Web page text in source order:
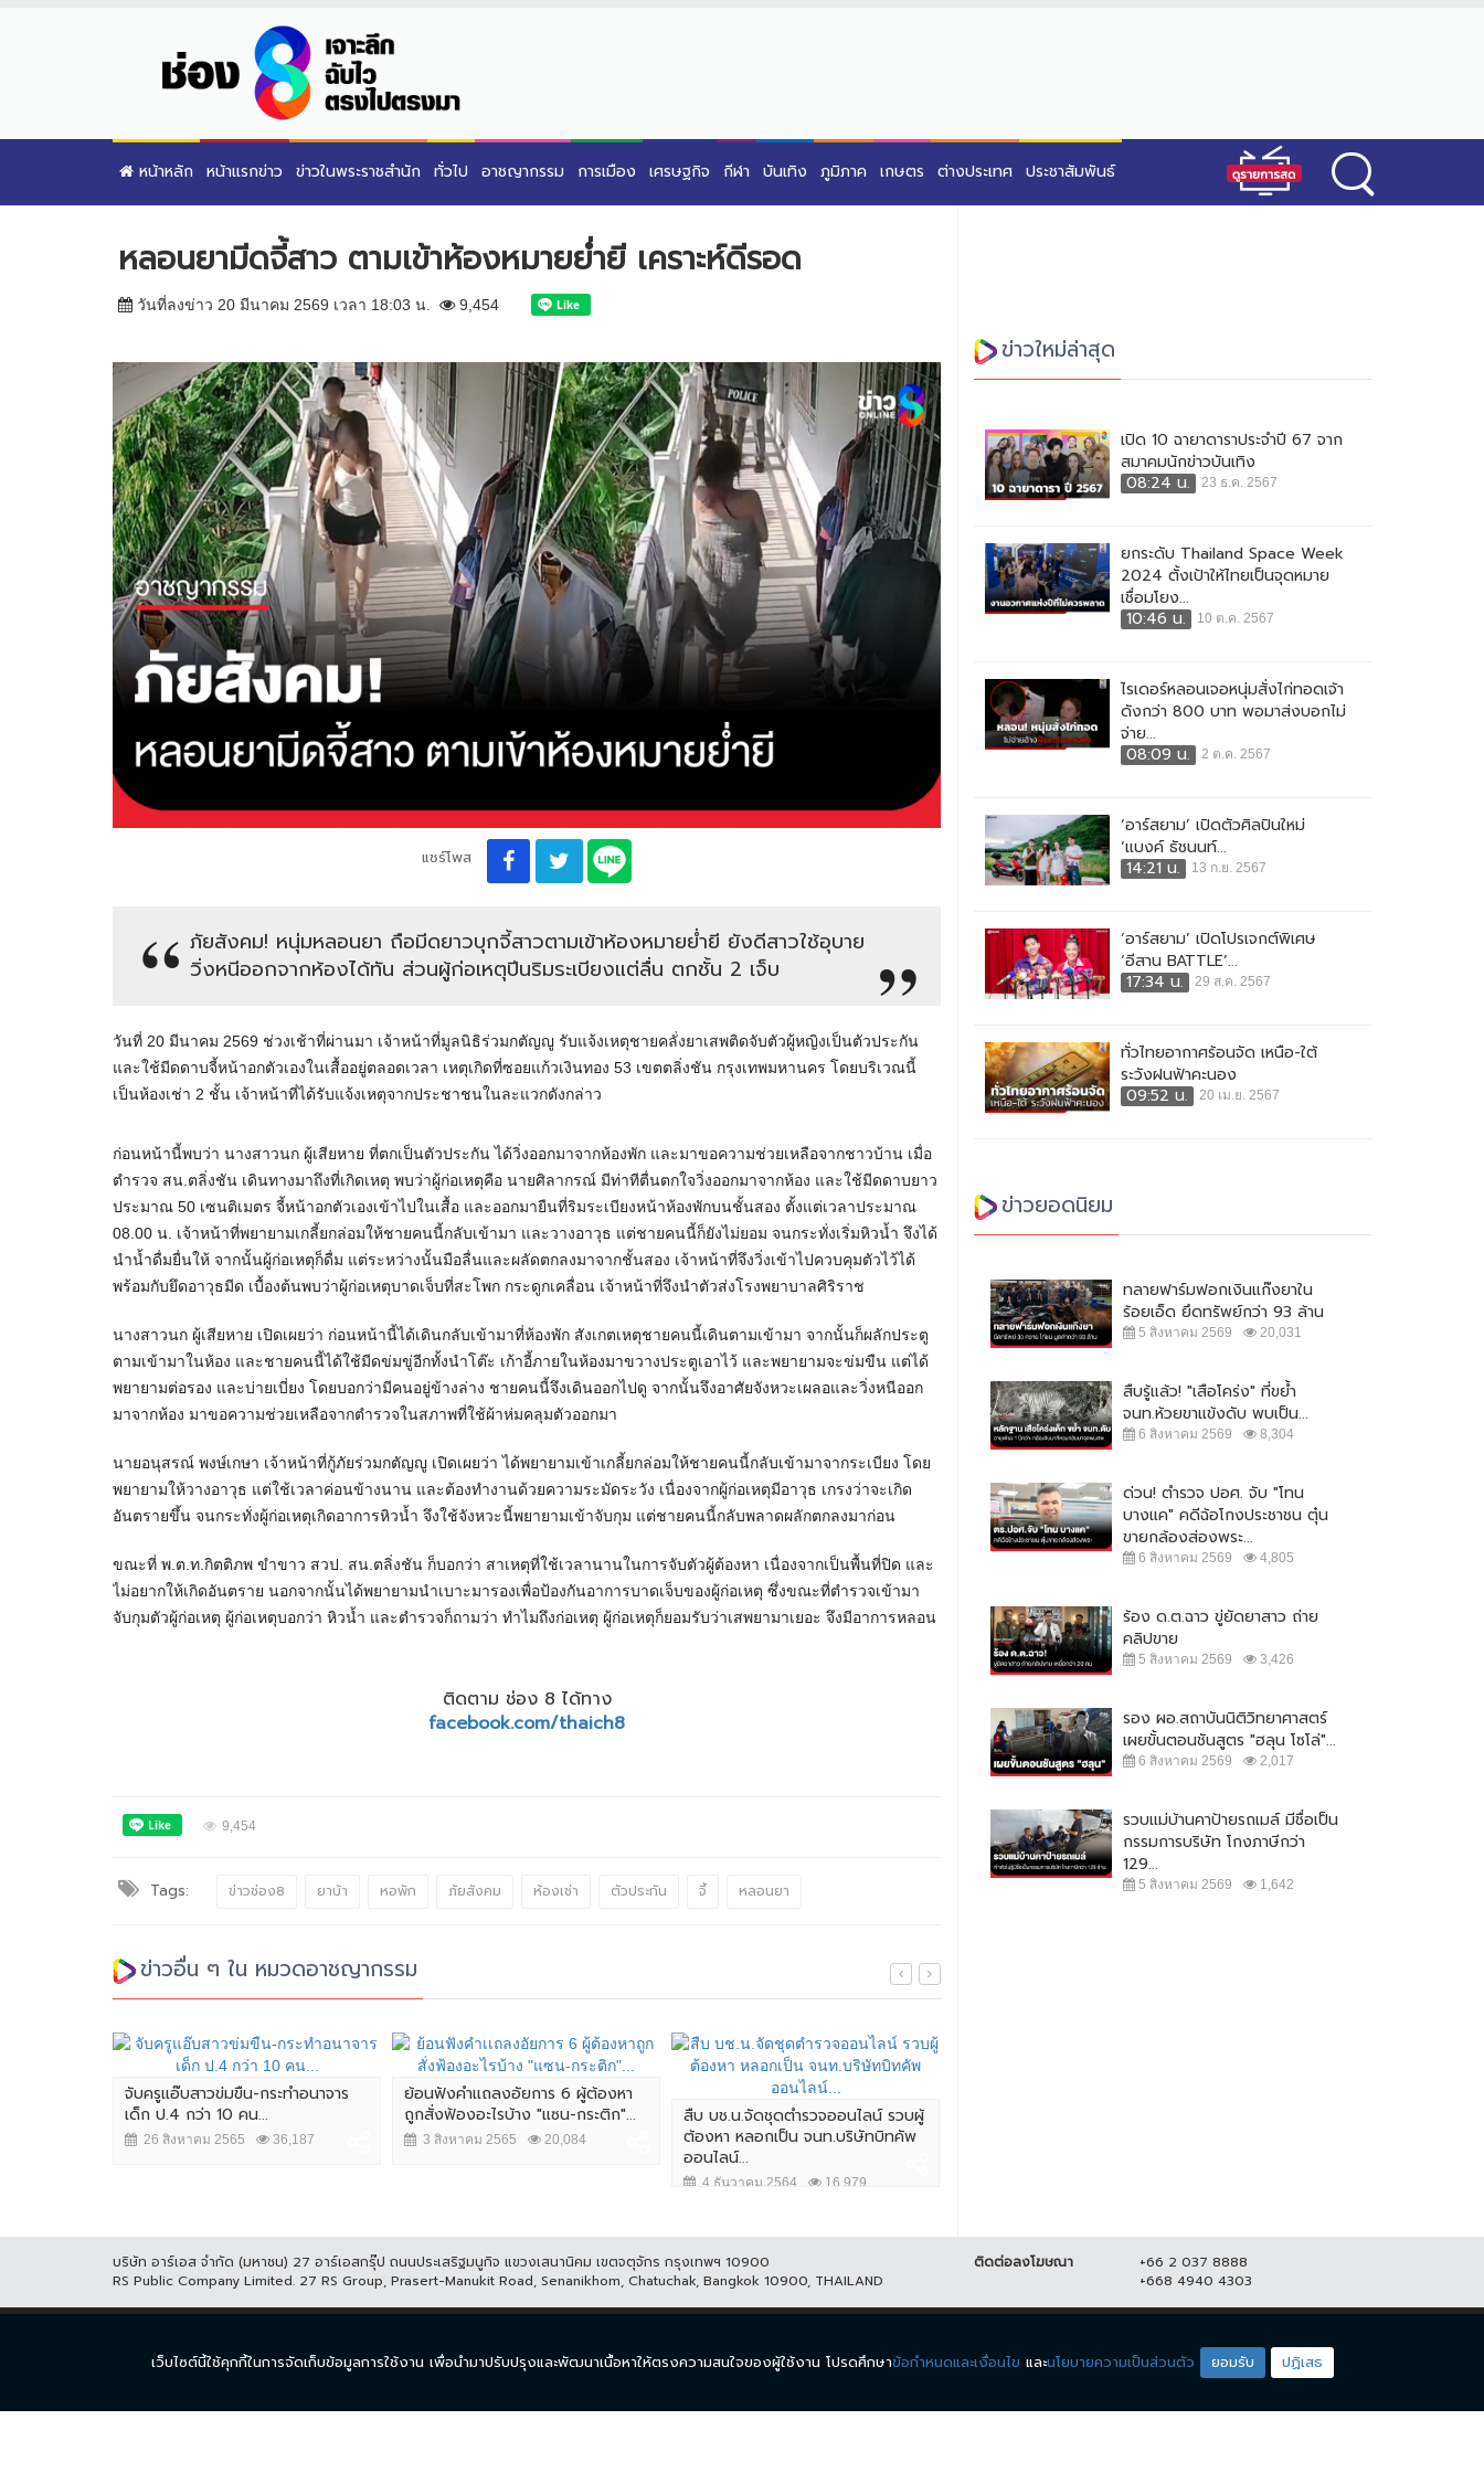
หน้าหลัก หน้าแรกข่าว ข่าวในพระราชสำนัก ทั่วไป อาชญากรรม การเมือง เศรษฐกิจ กีฬา บันเทิง ภูมิภาค เกษตร ต่างประเทศ ประชาสัมพันธ์
หลอนยามีดจี้สาว ตามเข้าห้องหมายย่ำยี เคราะห์ดีรอด
วันที่ลงข่าว 20 มีนาคม 2569 เวลา 18:03 น. 9,454
แชร์โพส
ภัยสังคม! หนุ่มหลอนยา ถือมีดยาวบุกจี้สาวตามเข้าห้องหมายย่ำยี ยังดีสาวใช้อุบาย
วิ่งหนีออกจากห้องได้ทัน ส่วนผู้ก่อเหตุปีนริมระเบียงแต่ลื่น ตกชั้น 2 เจ็บ
วันที่ 20 มีนาคม 2569 ช่วงเช้าที่ผ่านมา เจ้าหน้าที่มูลนิธิร่วมกตัญญู รับแจ้งเหตุชายคลั่งยาเสพติดจับตัวผู้หญิงเป็นตัวประกัน
และใช้มีดดาบจี้หน้าอกตัวเองในเสื้ออยู่ตลอดเวลา เหตุเกิดที่ซอยแก้วเงินทอง 53 เขตตลิ่งชัน กรุงเทพมหานคร โดยบริเวณนี้
เป็นห้องเช่า 2 ชั้น เจ้าหน้าที่ได้รับแจ้งเหตุจากประชาชนในละแวกดังกล่าว
ก่อนหน้านี้พบว่า นางสาวนก ผู้เสียหาย ที่ตกเป็นตัวประกัน ได้วิ่งออกมาจากห้องพัก และมาขอความช่วยเหลือจากชาวบ้าน เมื่อ
ตำรวจ สน.ตลิ่งชัน เดินทางมาถึงที่เกิดเหตุ พบว่าผู้ก่อเหตุคือ นายศิลากรณ์ มีท่าทีตื่นตกใจวิ่งออกมาจากห้อง และใช้มีดดาบยาว
ประมาณ 50 เซนติเมตร จี้หน้าอกตัวเองเข้าไปในเสื้อ และออกมายืนที่ริมระเบียงหน้าห้องพักบนชั้นสอง ตั้งแต่เวลาประมาณ
08.00 น. เจ้าหน้าที่พยายามเกลี้ยกล่อมให้ชายคนนี้กลับเข้ามา และวางอาวุธ แต่ชายคนนี้ก็ยังไม่ยอม จนกระทั่งเริ่มหิวน้ำ จึงได้
นำน้ำดื่มยื่นให้ จากนั้นผู้ก่อเหตุก็ดื่ม แต่ระหว่างนั้นมือลื่นและผลัดตกลงมาจากชั้นสอง เจ้าหน้าที่จึงวิ่งเข้าไปควบคุมตัวไว้ได้
พร้อมกับยึดอาวุธมีด เบื้องต้นพบว่าผู้ก่อเหตุบาดเจ็บที่สะโพก กระดูกเคลื่อน เจ้าหน้าที่จึงนำตัวส่งโรงพยาบาลศิริราช
นางสาวนก ผู้เสียหาย เปิดเผยว่า ก่อนหน้านี้ได้เดินกลับเข้ามาที่ห้องพัก สังเกตเหตุชายคนนี้เดินตามเข้ามา จากนั้นก็ผลักประตู
ตามเข้ามาในห้อง และชายคนนี้ได้ใช้มีดข่มขู่อีกทั้งนำโต๊ะ เก้าอี้ภายในห้องมาขวางประตูเอาไว้ และพยายามจะข่มขืน แต่ได้
พยายามต่อรอง และบ่ายเบี่ยง โดยบอกว่ามีคนอยู่ข้างล่าง ชายคนนี้จึงเดินออกไปดู จากนั้นจึงอาศัยจังหวะเผลอและวิ่งหนีออก
มาจากห้อง มาขอความช่วยเหลือจากตำรวจในสภาพที่ใช้ผ้าห่มคลุมตัวออกมา
นายอนุสรณ์ พงษ์เกษา เจ้าหน้าที่กู้ภัยร่วมกตัญญู เปิดเผยว่า ได้พยายามเข้าเกลี้ยกล่อมให้ชายคนนี้กลับเข้ามาจากระเบียง โดย
พยายามให้วางอาวุธ แต่ใช้เวลาค่อนข้างนาน และต้องทำงานด้วยความระมัดระวัง เนื่องจากผู้ก่อเหตุมีอาวุธ เกรงว่าจะเกิด
อันตรายขึ้น จนกระทั่งผู้ก่อเหตุเกิดอาการหิวน้ำ จึงใช้จังหวะนี้พยายามเข้าจับกุม แต่ชายคนนี้กลับพลาดผลักตกลงมาก่อน
ขณะที่ พ.ต.ท.กิตติภพ ขำขาว สวป. สน.ตลิ่งชัน ก็บอกว่า สาเหตุที่ใช้เวลานานในการจับตัวผู้ต้องหา เนื่องจากเป็นพื้นที่ปิด และ
ไม่อยากให้เกิดอันตราย นอกจากนั้นได้พยายามนำเบาะมารองเพื่อป้องกันอาการบาดเจ็บของผู้ก่อเหตุ ซึ่งขณะที่ตำรวจเข้ามา
จับกุมตัวผู้ก่อเหตุ ผู้ก่อเหตุบอกว่า หิวน้ำ และตำรวจก็ถามว่า ทำไมถึงก่อเหตุ ผู้ก่อเหตุก็ยอมรับว่าเสพยามาเยอะ จึงมีอาการหลอน
ติดตาม ช่อง 8 ได้ทาง
facebook.com/thaich8
9,454
Tags: ข่าวช่อง8 ยาบ้า หอพัก ภัยสังคม ห้องเช่า ตัวประกัน จี้ หลอนยา
ข่าวอื่น ๆ ใน หมวดอาชญากรรม
จับครูแอ๊บสาวข่มขืน-กระทำอนาจาร
เด็ก ป.4 กว่า 10 คน...
26 สิงหาคม 2565 36,187
ย้อนฟังคำเเถลงอัยการ 6 ผู้ต้องหา
ถูกสั่งฟ้องอะไรบ้าง "แซน-กระติก"...
3 สิงหาคม 2565 20,084
สืบ บช.น.จัดชุดตำรวจออนไลน์ รวบผู้
ต้องหา หลอกเป็น จนท.บริษัทบิทคัพ
ออนไลน์...
4 ธันวาคม 2564 16,979
ข่าวใหม่ล่าสุด
เปิด 10 ฉายาดาราประจำปี 67 จาก
สมาคมนักข่าวบันเทิง
08:24 น.
23 ธ.ค. 2567
ยกระดับ Thailand Space Week
2024 ตั้งเป้าให้ไทยเป็นจุดหมาย
เชื่อมโยง...
10:46 น.
10 ต.ค. 2567
ไรเดอร์หลอนเจอหนุ่มสั่งไก่ทอดเจ้า
ดังกว่า 800 บาท พอมาส่งบอกไม่
จ่าย...
08:09 น.
2 ต.ค. 2567
‘อาร์สยาม’ เปิดตัวศิลปินใหม่
‘แบงค์ ธัชนนท์...
14:21 น.
13 ก.ย. 2567
‘อาร์สยาม’ เปิดโปรเจกต์พิเศษ
‘อีสาน BATTLE’...
17:34 น.
29 ส.ค. 2567
ทั่วไทยอากาศร้อนจัด เหนือ-ใต้
ระวังฝนฟ้าคะนอง
09:52 น.
20 เม.ย. 2567
ข่าวยอดนิยม
ทลายฟาร์มฟอกเงินแก๊งยาใน
ร้อยเอ็ด ยึดทรัพย์กว่า 93 ล้าน
5 สิงหาคม 2569 20,031
สืบรู้แล้ว! "เสือโคร่ง" ที่ขย้ำ
จนท.ห้วยขาแข้งดับ พบเป็น...
6 สิงหาคม 2569 8,304
ด่วน! ตำรวจ ปอศ. จับ "โทน
บางแค" คดีฉ้อโกงประชาชน ตุ๋น
ขายกล้องส่องพระ...
6 สิงหาคม 2569 4,805
ร้อง ด.ต.ฉาว ขู่ยัดยาสาว ถ่าย
คลิปขาย
5 สิงหาคม 2569 3,426
รอง ผอ.สถาบันนิติวิทยาศาสตร์
เผยขั้นตอนชันสูตร "ฮลุน โซโล่"...
6 สิงหาคม 2569 2,017
รวบแม่บ้านคาป้ายรถเมล์ มีชื่อเป็น
กรรมการบริษัท โกงภาษีกว่า
129...
5 สิงหาคม 2569 1,642
บริษัท อาร์เอส จำกัด (มหาชน) 27 อาร์เอสกรุ๊ป ถนนประเสริฐมนูกิจ แขวงเสนานิคม เขตจตุจักร กรุงเทพฯ 10900
RS Public Company Limited. 27 RS Group, Prasert-Manukit Road, Senanikhom, Chatuchak, Bangkok 10900, THAILAND
ติดต่อลงโฆษณา
+66 2 037 8888
+668 4940 4303
เว็บไซต์นี้ใช้คุกกี้ในการจัดเก็บข้อมูลการใช้งาน เพื่อนำมาปรับปรุงและพัฒนาเนื้อหาให้ตรงความสนใจของผู้ใช้งาน โปรดศึกษาข้อกำหนดและเงื่อนไข และนโยบายความเป็นส่วนตัว ยอมรับ ปฏิเสธ